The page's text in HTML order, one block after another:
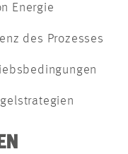
Energie
des Prozesses